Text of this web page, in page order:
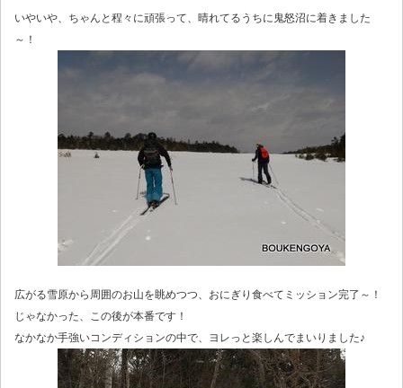
いやいや、ちゃんと程々に頑張って、晴れてるうちに鬼怒沼に着きました
～！
広がる雪原から周囲のお山を眺めつつ、おにぎり食べてミッション完了～！
じゃなかった、この後が本番です！
なかなか手強いコンディションの中で、ヨレっと楽しんでまいりました♪